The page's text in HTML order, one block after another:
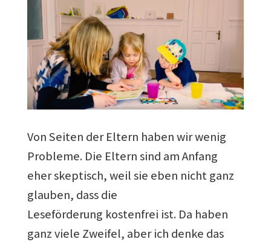
Von Seiten der Eltern haben wir wenig
Probleme. Die Eltern sind am Anfang
eher skeptisch, weil sie eben nicht ganz
glauben, dass die
Leseförderung kostenfrei ist. Da haben
ganz viele Zweifel, aber ich denke das